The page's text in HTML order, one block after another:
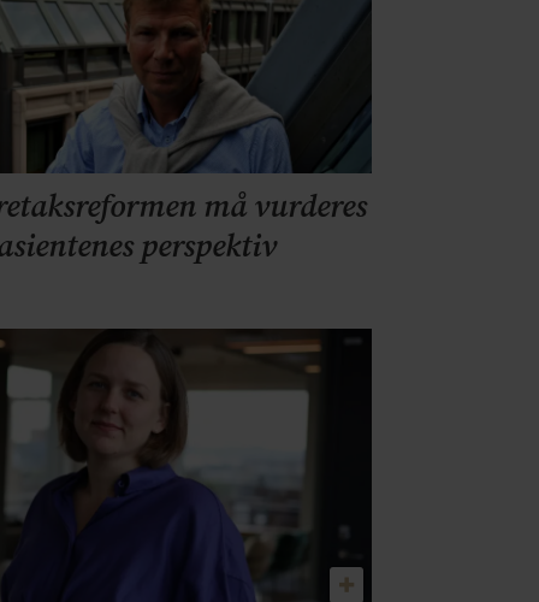
må vurderes
perspektiv